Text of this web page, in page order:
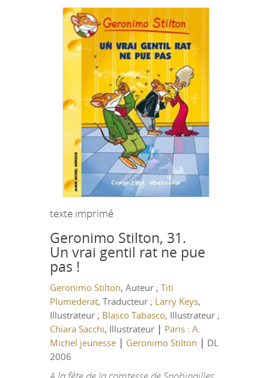
texte imprimé
Geronimo Stilton, 31.
Un vrai gentil rat ne pue
pas !
Geronimo Stilton, Auteur ; Titi
Plumederat, Traducteur ; Larry Keys,
Illustrateur ; Blasco Tabasco, Illustrateur ;
Chiara Sacchi, Illustrateur | Paris : A.
Michel jeunesse| Geronimo Stilton | DL
2006